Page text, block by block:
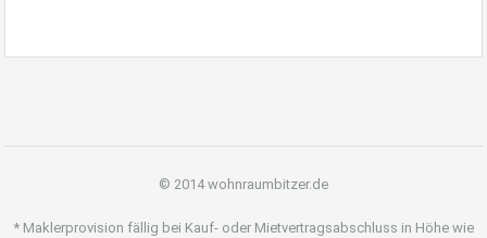
© 2014 wohnraumbitzer.de
* Maklerprovision fällig bei Kauf- oder Mietvertragsabschluss in Höhe wie